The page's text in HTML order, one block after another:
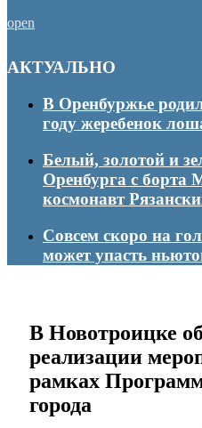
open
АКТУАЛЬНО
В Оренбуржье
году жеребенок
Белый, золотой и
Оренбурга с борта
космонавт
Совсем скоро на
может упасть
В Новотроицке
реализации
рамках
города